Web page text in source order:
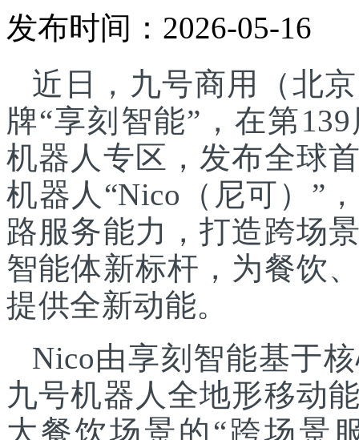
发布时间：2026-05-16
近日，九号商用（北
牌“享刻智能”，在第
机器人专区，发布全球
机器人“Nico（尼可）”
路服务能力，打造跨场
智能体新标杆，为餐饮
提供全新动能。
Nico由享刻智能基于
九号机器人全地形移动
大餐饮场景的“跨场景